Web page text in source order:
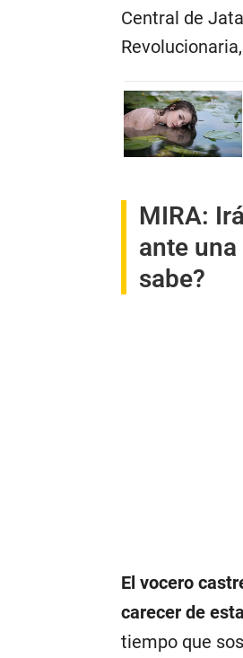
Central de
MIRA:
ante
sabe?
El vocero
carecer de
tiempo que